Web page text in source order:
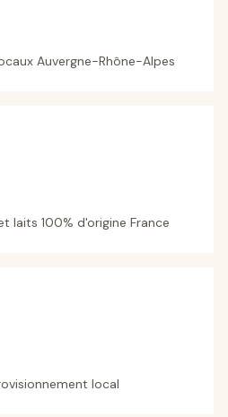
Auvergne-Rhône-Alpes
laits 100% d'origine France
local